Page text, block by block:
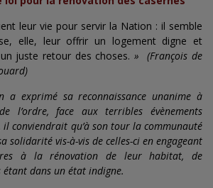
leur vie pour servir la Nation : il semble
elle, leur offrir un logement digne et
juste retour des choses. » (François de
a exprimé sa reconnaissance unanime à
l’ordre, face aux terribles évènements
il conviendrait qu’à son tour la communauté
solidarité vis-à-vis de celles-ci en engageant
à la rénovation de leur habitat, de
étant dans un état indigne.